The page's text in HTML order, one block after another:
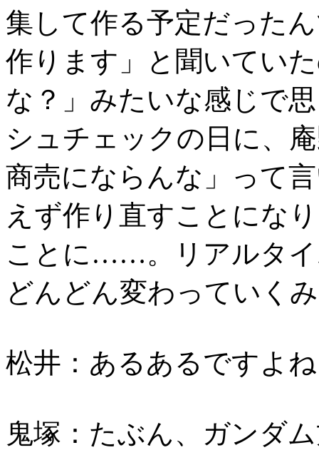
集して作る予定だった
作ります」と聞いてい
な？」みたいな感じで
シュチェックの日に、
商売にならんな」って
えず作り直すことにな
ことに……。リアルタイ
どんどん変わっていく
松井：あるあるですよ
鬼塚：たぶん、ガンダ